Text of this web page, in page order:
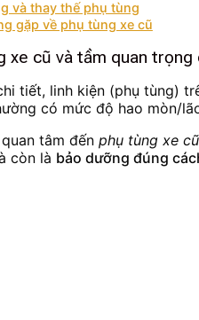
và thay thế phụ tùng
gặp về phụ tùng xe cũ
xe cũ và tầm quan
tiết, linh kiện (phụ tùng)
có mức độ hao mòn/
tâm đến phụ tùng xe cũ
còn là bảo dưỡng đúng